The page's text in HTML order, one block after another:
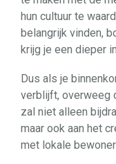
hun cultuur te
belangrijk vinden,
krijg je een dieper
Dus als je
verblijft, overweeg
zal niet alleen
maar ook aan het
met lokale